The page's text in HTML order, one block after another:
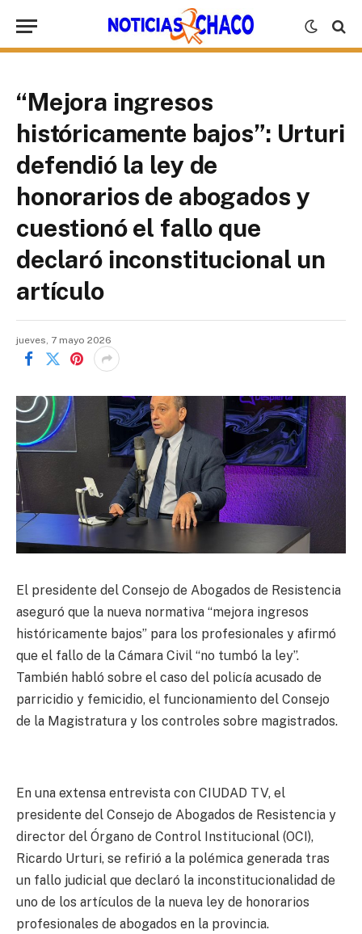
“Mejora ingresos
históricamente bajos”: Urturi
defendió la ley de
honorarios de abogados y
cuestionó el fallo que
declaró inconstitucional un
artículo
jueves, 7 mayo 2026
El presidente del Consejo de Abogados de Resistencia
aseguró que la nueva normativa “mejora ingresos
históricamente bajos” para los profesionales y afirmó
que el fallo de la Cámara Civil “no tumbó la ley”.
También habló sobre el caso del policía acusado de
parricidio y femicidio, el funcionamiento del Consejo
de la Magistratura y los controles sobre magistrados.
En una extensa entrevista con CIUDAD TV, el
presidente del Consejo de Abogados de Resistencia y
director del Órgano de Control Institucional (OCI),
Ricardo Urturi, se refirió a la polémica generada tras
un fallo judicial que declaró la inconstitucionalidad de
uno de los artículos de la nueva ley de honorarios
profesionales de abogados en la provincia.